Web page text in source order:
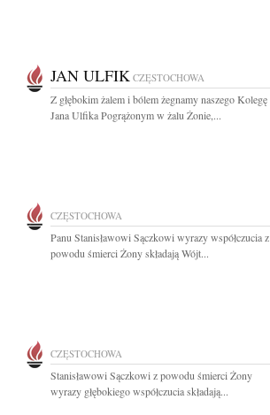
JAN ULFIK CZĘSTOCHOWA
Z głębokim żalem i bólem żegnamy naszego Kolegę
Jana Ulfika Pogrążonym w żalu Żonie,...
CZĘSTOCHOWA
Panu Stanisławowi Sączkowi wyrazy współczucia z
powodu śmierci Żony składają Wójt...
CZĘSTOCHOWA
Stanisławowi Sączkowi z powodu śmierci Żony
wyrazy głębokiego współczucia składają...